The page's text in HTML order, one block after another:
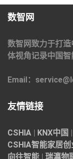
数智网
数智网致力于打
体视角记录中国智
Email：
友情链接
CSHIA KNX中国
CSHIA智能家居创
向往智能
瑞瀛物